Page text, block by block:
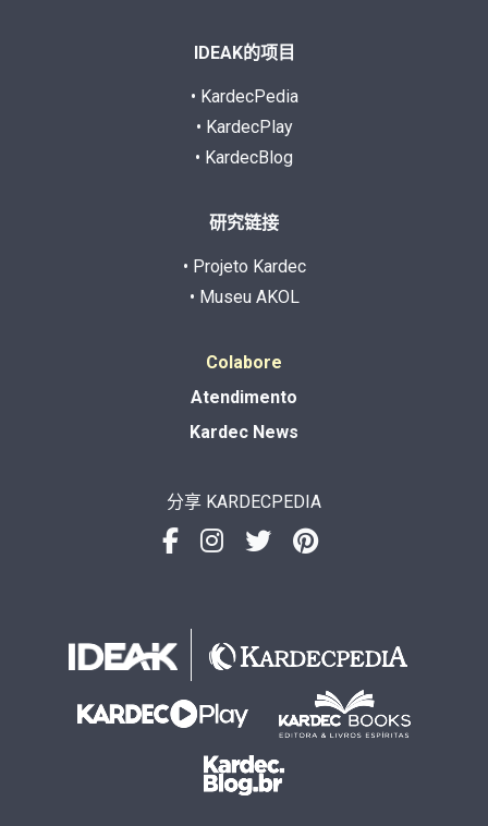
IDEAK的项目
• KardecPedia
• KardecPlay
• KardecBlog
研究链接
• Projeto Kardec
• Museu AKOL
Colabore
Atendimento
Kardec News
分享 KARDECPEDIA